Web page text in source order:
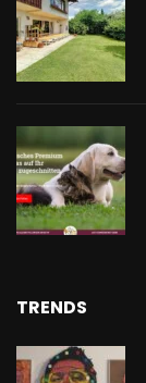
TRENDS